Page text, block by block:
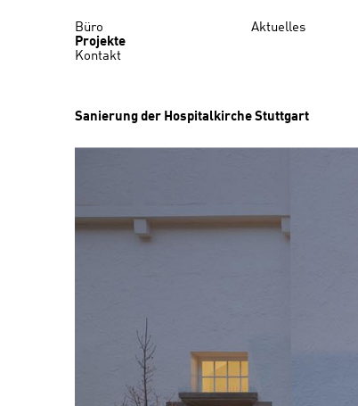
Büro
Projekte
Kontakt
Aktuelles
Sanierung der Hospitalkirche Stuttgart